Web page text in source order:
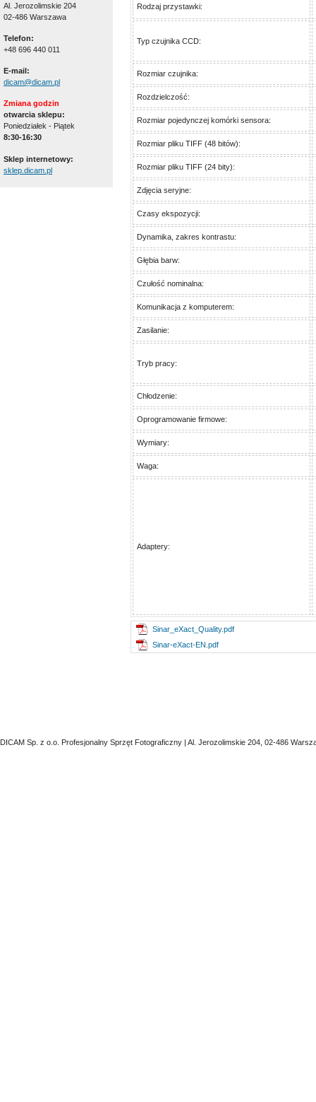
Al. Jerozolimskie 204
02-486 Warszawa
Telefon:
+48 696 440 011
E-mail:
dicam@dicam.pl
Zmiana godzin
otwarcia sklepu:
Poniedziałek - Piątek
8:30-16:30
Sklep internetowy:
sklep.dicam.pl
Rodzaj przystawki:
Typ czujnika CCD:
Rozmiar czujnika:
Rozdzielczość:
Rozmiar pojedynczej komórki sensora:
Rozmiar pliku TIFF (48 bitów):
Rozmiar pliku TIFF (24 bity):
Zdjęcia seryjne:
Czasy ekspozycji:
Dynamika, zakres kontrastu:
Głębia barw:
Czułość nominalna:
Komunikacja z komputerem:
Zasilanie:
Tryb pracy:
Chłodzenie:
Oprogramowanie firmowe:
Wymiary:
Waga:
Adaptery:
Sinar_eXact_Quality.pdf
Sinar-eXact-EN.pdf
DICAM Sp. z o.o. Profesjonalny Sprzęt Fotograficzny | Al. Jerozolimskie 204, 02-486